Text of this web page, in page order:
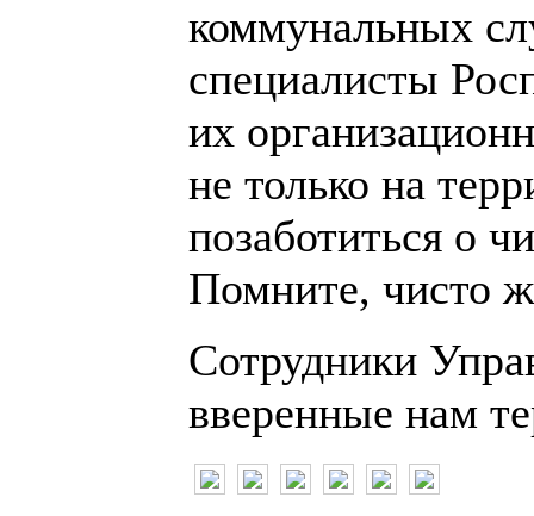
коммунальных
специалисты
их
не только на
позаботиться о
Помните, чисто
Сотрудники
вверенные нам